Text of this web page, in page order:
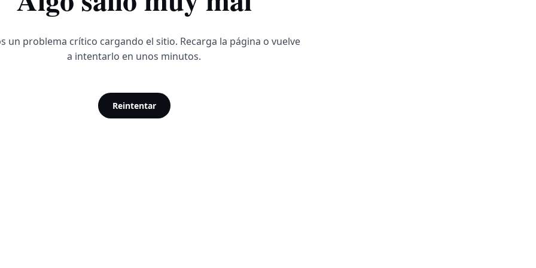
un problema crítico cargando el sitio. Recarga la página o vuelve
a intentarlo en unos minutos.
Reintentar